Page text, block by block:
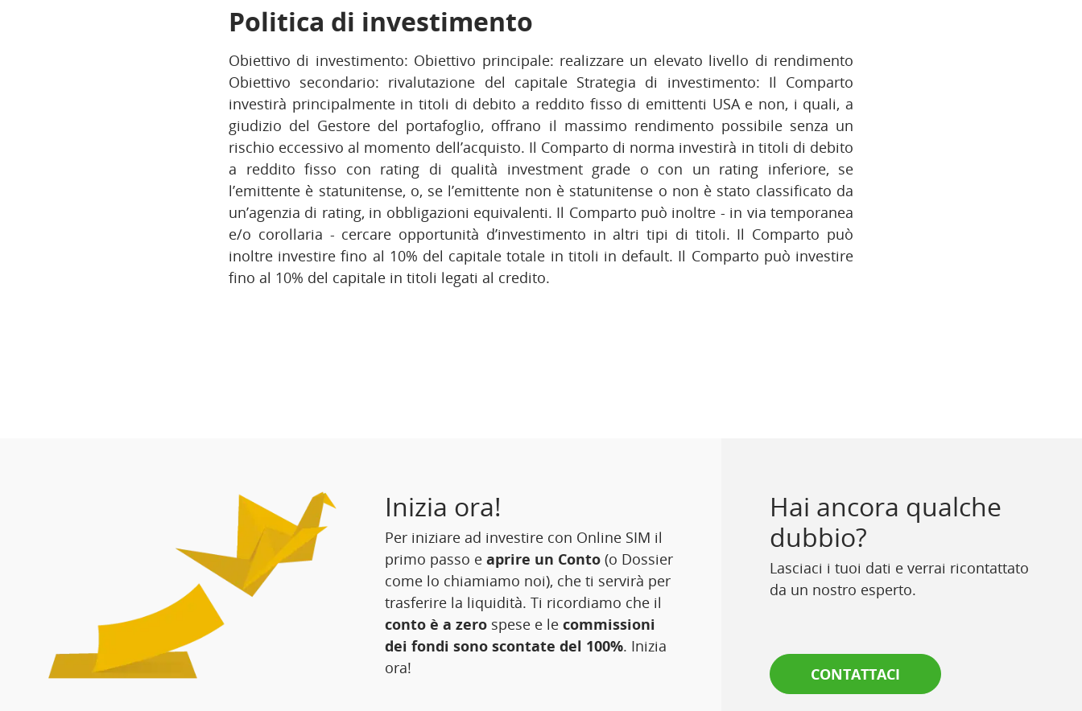
Politica di investimento
Obiettivo di investimento: Obiettivo principale: realizzare un elevato livello di rendimento
Obiettivo secondario: rivalutazione del capitale Strategia di investimento: Il Comparto
investirà principalmente in titoli di debito a reddito fisso di emittenti USA e non, i quali, a
giudizio del Gestore del portafoglio, offrano il massimo rendimento possibile senza un
rischio eccessivo al momento dell’acquisto. Il Comparto di norma investirà in titoli di debito
a reddito fisso con rating di qualità investment grade o con un rating inferiore, se
l’emittente è statunitense, o, se l’emittente non è statunitense o non è stato classificato da
un’agenzia di rating, in obbligazioni equivalenti. Il Comparto può inoltre - in via temporanea
e/o corollaria - cercare opportunità d’investimento in altri tipi di titoli. Il Comparto può
inoltre investire fino al 10% del capitale totale in titoli in default. Il Comparto può investire
fino al 10% del capitale in titoli legati al credito.
Inizia ora!
Per iniziare ad investire con Online SIM il
primo passo e aprire un Conto (o Dossier
come lo chiamiamo noi), che ti servirà per
trasferire la liquidità. Ti ricordiamo che il
conto è a zero spese e le commissioni
dei fondi sono scontate del 100%. Inizia
ora!
Hai ancora qualche
dubbio?
Lasciaci i tuoi dati e verrai ricontattato
da un nostro esperto.
CONTATTACI